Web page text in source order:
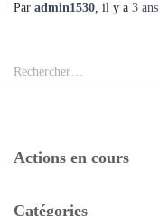
Par admin1530, il y a 3 ans
R
e
r
h
Rechercher…
Actions en cours
Catégories